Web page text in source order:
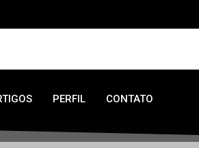
PERFIL CONTATO